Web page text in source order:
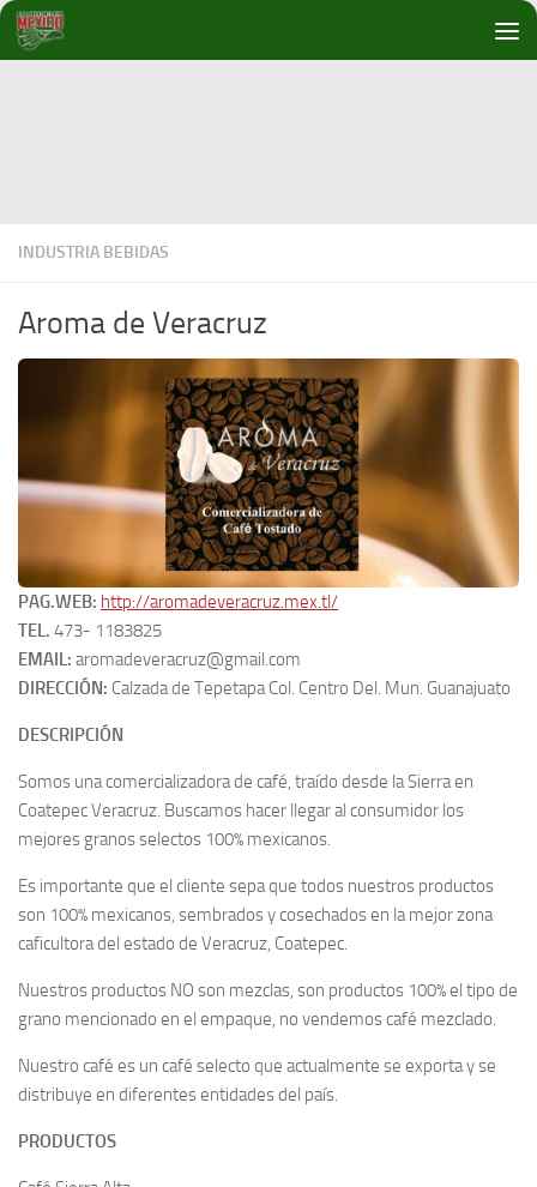
Debajo del contenido
INDUSTRIA BEBIDAS
Aroma de Veracruz
PAG.WEB: http://aromadeveracruz.mex.tl/
TEL. 473- 1183825
EMAIL: aromadeveracruz@gmail.com
DIRECCIÓN: Calzada de Tepetapa Col. Centro Del. Mun. Guanajuato
DESCRIPCIÓN
Somos una comercializadora de café, traído desde la Sierra en
Coatepec Veracruz. Buscamos hacer llegar al consumidor los
mejores granos selectos 100% mexicanos.
Es importante que el cliente sepa que todos nuestros productos
son 100% mexicanos, sembrados y cosechados en la mejor zona
caficultora del estado de Veracruz, Coatepec.
Nuestros productos NO son mezclas, son productos 100% el tipo de
grano mencionado en el empaque, no vendemos café mezclado.
Nuestro café es un café selecto que actualmente se exporta y se
distribuye en diferentes entidades del país.
PRODUCTOS